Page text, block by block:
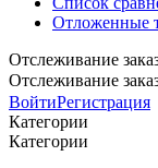
Отложенные
Отслеживание
Отслеживание
ВойтиРегистрация
Категории
Категории